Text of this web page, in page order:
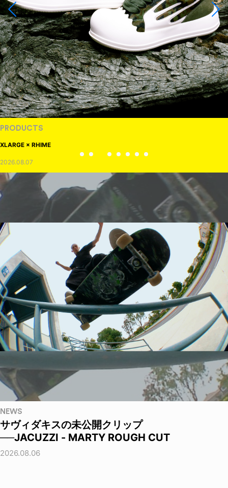
PRODUCTS
XLARGE × RHIME
2026.08.07
NEWS
サヴィダキスの未公開クリップ
──JACUZZI - MARTY ROUGH CUT
2026.08.06